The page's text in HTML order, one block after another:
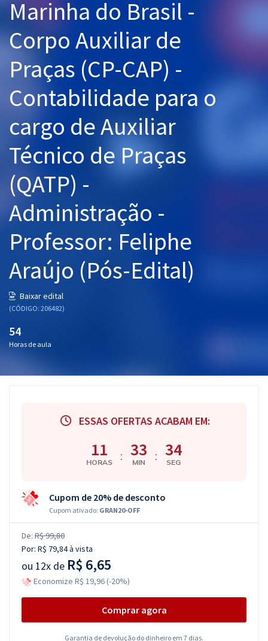
Pós
Graduação
OAB
Mentorias
Questões grátis
Conteúdo gratuito
Aprovados
Marinha do Brasil -
Corpo Auxiliar de
Praças (CP-CAP) -
Contabilidade para o
cargo de Auxiliar
Técnico de Praças
(QATP) -
Administração -
Professor: Feliphe
Araújo (Pós-Edital)
Baixar edital
(CÓDIGO: 206482)
54
Horas de aula
ESSAS OFERTAS ACABAM EM:
11
HORAS : 33
MIN : 33
SEG
Cupom de 20% de desconto
Cupom ativado: GRAN20-OFF
De: R$ 99,80
Por: R$ 79,84à vista
ou 12x de R$ 6,65
Economize R$ 19,96 (-20%)
Comprar agora
Garantia de devolução do dinheiro em 7 dias.